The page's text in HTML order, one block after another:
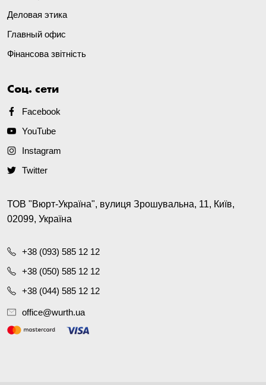
Деловая этика
Главный офис
Фінансова звітність
Соц. сети
Facebook
YouTube
Instagram
Twitter
ТОВ "Вюрт-Україна", вулиця Зрошувальна, 11, Київ,
02099, Україна
+38 (093) 585 12 12
+38 (050) 585 12 12
+38 (044) 585 12 12
office@wurth.ua